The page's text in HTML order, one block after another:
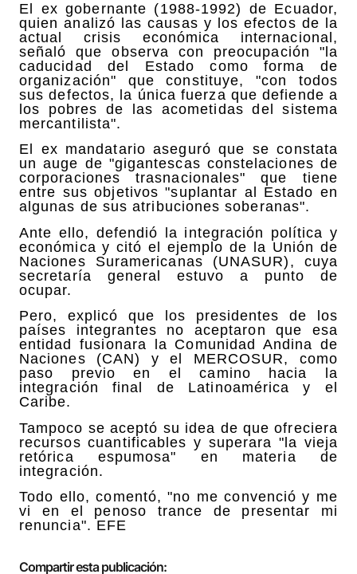
El ex gobernante (1988-1992) de Ecuador,
quien analizó las causas y los efectos de la
actual crisis económica internacional,
señaló que observa con preocupación "la
caducidad del Estado como forma de
organización" que constituye, "con todos
sus defectos, la única fuerza que defiende a
los pobres de las acometidas del sistema
mercantilista".
El ex mandatario aseguró que se constata
un auge de "gigantescas constelaciones de
corporaciones trasnacionales" que tiene
entre sus objetivos "suplantar al Estado en
algunas de sus atribuciones soberanas".
Ante ello, defendió la integración política y
económica y citó el ejemplo de la Unión de
Naciones Suramericanas (UNASUR), cuya
secretaría general estuvo a punto de
ocupar.
Pero, explicó que los presidentes de los
países integrantes no aceptaron que esa
entidad fusionara la Comunidad Andina de
Naciones (CAN) y el MERCOSUR, como
paso previo en el camino hacia la
integración final de Latinoamérica y el
Caribe.
Tampoco se aceptó su idea de que ofreciera
recursos cuantificables y superara "la vieja
retórica espumosa" en materia de
integración.
Todo ello, comentó, "no me convenció y me
vi en el penoso trance de presentar mi
renuncia". EFE
Compartir esta publicación: